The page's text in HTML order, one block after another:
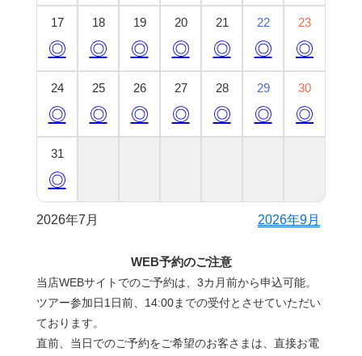
WEB予約のご注意
当店WEBサイトでのご予約は、3カ月前から申込可能。
ツアー参加日1日前、14:00までの受付とさせていただい
ております。
直前、当日でのご予約をご希望のお客さまは、直接お電
17
◎
18
◎
19
◎
20
◎
21
◎
22
◎
23
◎
24
◎
25
◎
26
◎
27
◎
28
◎
29
◎
30
◎
31
◎
2026年7月 2026年9月